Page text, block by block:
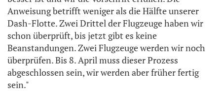
Anweisung betrifft weniger als die Hälfte unserer
Dash-Flotte. Zwei Drittel der Flugzeuge haben wir
schon überprüft, bis jetzt gibt es keine
Beanstandungen. Zwei Flugzeuge werden wir noch
überprüfen. Bis 8. April muss dieser Prozess
abgeschlossen sein, wir werden aber früher fertig
sein."